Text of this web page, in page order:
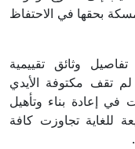
بحقها في الاحتفاظ
وثائق تقييمية
لم تقف مكتوفة الأيدي
إعادة بناء وتأهيل
للغاية تجاوزت كافة